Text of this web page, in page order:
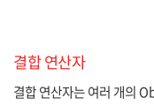
결합 연산자
결합 연산자는 여러 개의